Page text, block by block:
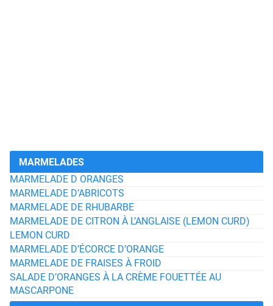
MARMELADES
MARMELADE D ORANGES
MARMELADE D’ABRICOTS
MARMELADE DE RHUBARBE
MARMELADE DE CITRON À L’ANGLAISE (LEMON CURD)
LEMON CURD
MARMELADE D’ÉCORCE D’ORANGE
MARMELADE DE FRAISES À FROID
SALADE D’ORANGES À LA CRÈME FOUETTÉE AU
MASCARPONE